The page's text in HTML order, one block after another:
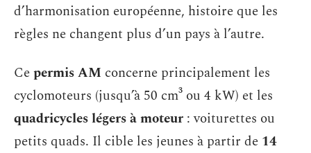
d’harmonisation européenne, histoire que les
règles ne changent plus d’un pays à l’autre.
Cepermis AM concerne principalement les
cyclomoteurs (jusqu’à 50 cm³ ou 4 kW) et les
quadricycles légers à moteur : voiturettes ou
petits quads. Il cible les jeunes à partir de 14